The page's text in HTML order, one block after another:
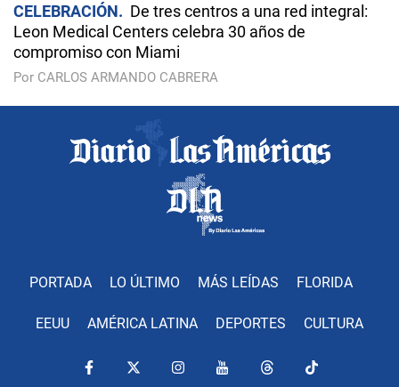
CELEBRACIÓN
De tres centros a una red integral:
Leon Medical Centers celebra 30 años de
compromiso con Miami
Por CARLOS ARMANDO CABRERA
PORTADA LO ÚLTIMO MÁS LEÍDAS FLORIDA
EEUU AMÉRICA LATINA DEPORTES CULTURA